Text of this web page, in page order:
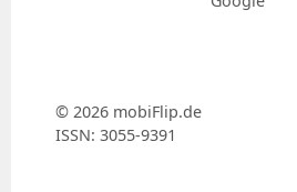
© 2026 mobiFlip.de
ISSN: 3055-9391